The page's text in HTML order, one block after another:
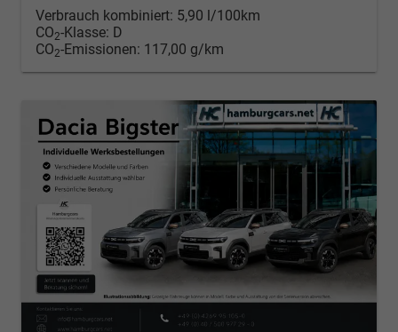
Verbrauch kombiniert: 5,90 l/100km
CO2-Klasse: D
CO2-Emissionen: 117,00 g/km